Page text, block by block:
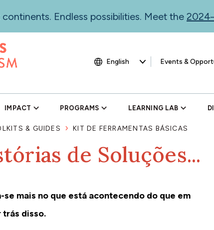
Endless possibilities. Meet the
Events &
IMPACT PROGRAMS LEARNING LAB
& GUIDES KIT DE FERRAMENTAS BÁSICAS
de Soluções...
se mais no que está acontecendo do que em
trás disso.